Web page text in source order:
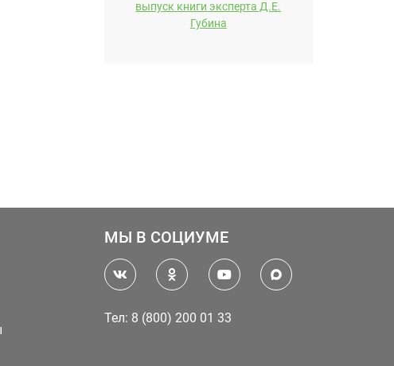
выпуск книги эксперта Д.E.
Губина
МЫ В СОЦИУМЕ
Тел: 8 (800) 200 01 33